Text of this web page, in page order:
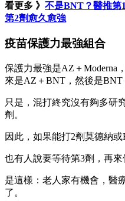
看更多 》 不是BNT？醫推第
第2劑愈久愈強
疫苗保護力最強組合
保護力最強是AZ＋Moderna
來是AZ＋BNT，然後是BNT
只是，混打終究沒有夠多研
劑。
因此，如果能打2劑莫德納
也有人說要等待第3劑，再來
是這樣：老人家有機會，醫
了。